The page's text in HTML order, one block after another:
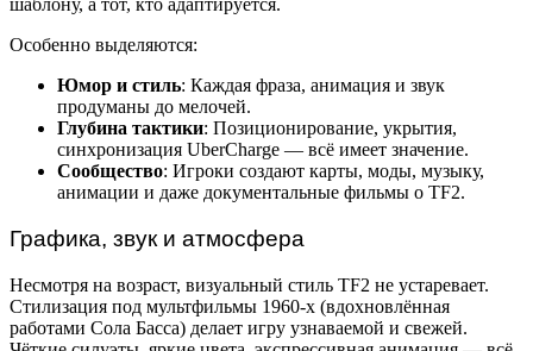
шаблону, а тот, кто адаптируется.
Особенно выделяются:
Юмор и стиль: Каждая фраза, анимация и звук
продуманы до мелочей.
Глубина тактики: Позиционирование, укрытия,
синхронизация UberCharge — всё имеет значение.
Сообщество: Игроки создают карты, моды, музыку,
анимации и даже документальные фильмы о TF2.
Графика, звук и атмосфера
Несмотря на возраст, визуальный стиль TF2 не устаревает.
Стилизация под мультфильмы 1960-х (вдохновлённая
работами Сола Басса) делает игру узнаваемой и свежей.